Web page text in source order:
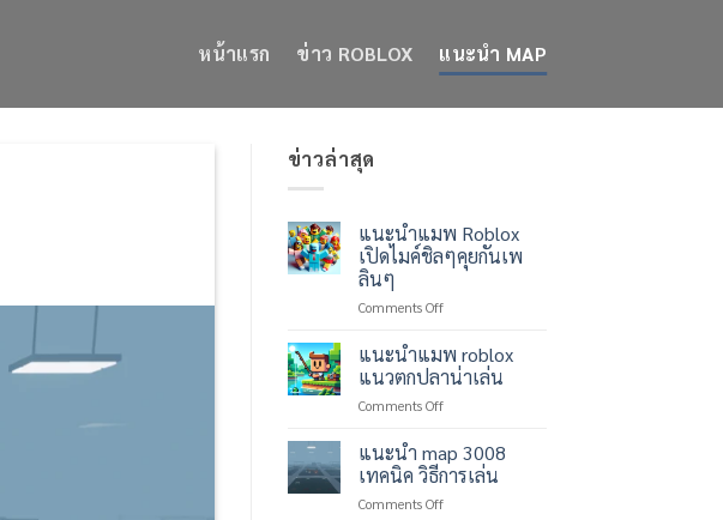
หน้าแรก ข่าว ROBLOX แนะนำ MAP
ข่าวล่าสุด
แนะนำแมพ Roblox
เปิดไมค์ชิลๆคุยกันเพ
ลินๆ
Comments Offon
นำ
แมพ
Roblox
เปิด
ชิลๆ
คุย
กัน
เพ
แนะนำแมพ roblox
แนวตกปลาน่าเล่น
Comments Offon
แมพ
roblox
แนว
แนะนำ map 3008
เทคนิค วิธีการเล่น
Comments Offon